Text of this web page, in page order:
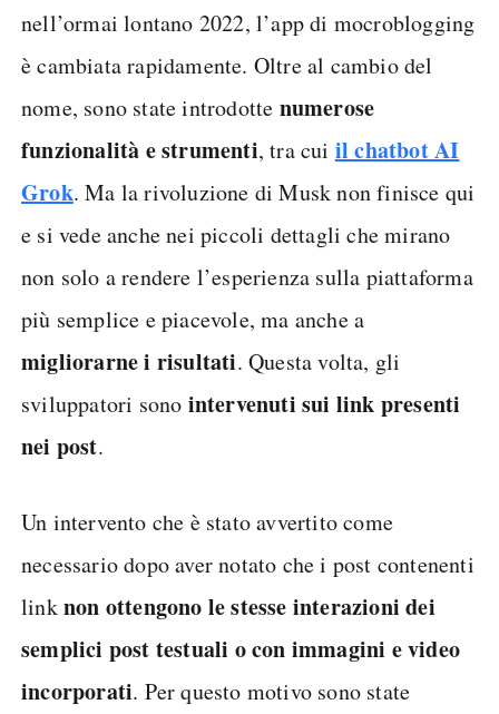
nell’ormai lontano 2022, l’app di mocroblogging
è cambiata rapidamente. Oltre al cambio del
nome, sono state introdotte numerose
funzionalità e strumenti, tra cui il chatbot AI
Grok. Ma la rivoluzione di Musk non finisce qui
e si vede anche nei piccoli dettagli che mirano
non solo a rendere l’esperienza sulla piattaforma
più semplice e piacevole, ma anche a
migliorarne i risultati. Questa volta, gli
sviluppatori sono intervenuti sui link presenti
nei post.
Un intervento che è stato avvertito come
necessario dopo aver notato che i post contenenti
linknon ottengono le stesse interazioni dei
semplici post testuali o con immagini e video
incorporati. Per questo motivo sono state